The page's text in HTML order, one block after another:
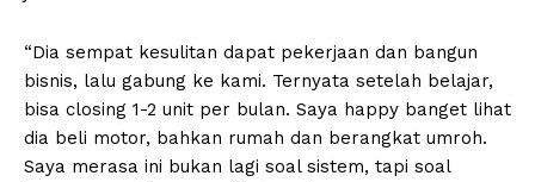
“Dia sempat kesulitan dapat pekerjaan dan bangun
bisnis, lalu gabung ke kami. Ternyata setelah belajar,
bisa closing 1-2 unit per bulan. Saya happy banget lihat
dia beli motor, bahkan rumah dan berangkat umroh.
Saya merasa ini bukan lagi soal sistem, tapi soal